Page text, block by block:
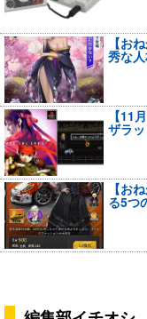
【お
秀な
【11
ザラ
【お
る5つ